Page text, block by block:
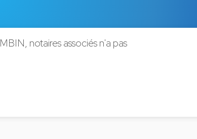
notaires associés n'a pas